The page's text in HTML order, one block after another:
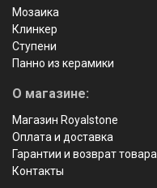
Мозаика
Клинкер
Ступени
Панно из керамики
О магазине:
Магазин Royalstone
Оплата и доставка
Гарантии и возврат товара
Контакты